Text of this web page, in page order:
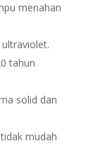
menahan
tahun
solid dan
mudah